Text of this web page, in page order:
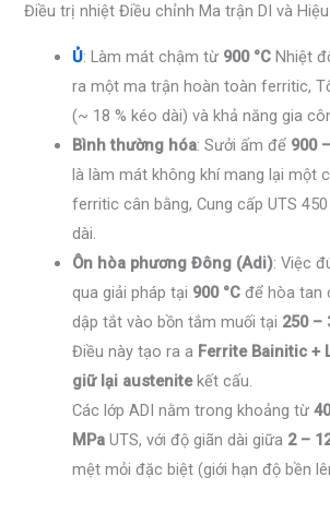
Điều trị nhiệt Điều chỉnh Ma trận DI và
Ủ: Làm mát chậm từ 900 °C Nhiệt
ra một ma trận hoàn toàn ferritic,
(~ 18 % kéo dài) và khả năng gia
Bình thường hóa: Sưởi ấm để 900
là làm mát không khí mang lại một
ferritic cân bằng, Cung cấp UTS
dài.
Ôn hòa phương Đông (Adi): Việc
qua giải pháp tại 900 °C để hòa tan
dập tắt vào bồn tắm muối tại 250 –
Điều này tạo ra a Ferrite Bainitic +
giữ lại austenitekết cấu.
Các lớp ADI nằm trong khoảng từ
MPa UTS, với độ giãn dài giữa 2 –
mệt mỏi đặc biệt (giới hạn độ bền